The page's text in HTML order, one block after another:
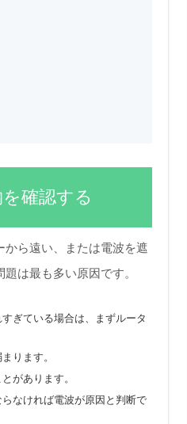
確認する
から遠い、または電波を遮
は最も多い原因です。
ぎている場合は、まずルータ
ります。
があります。
なければ電波が原因と判断で